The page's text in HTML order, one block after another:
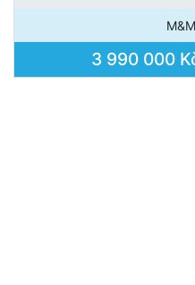
3 990 000